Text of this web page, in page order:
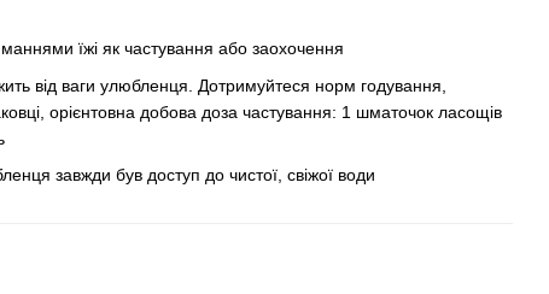
їжі як частування або заохочення
від ваги улюбленця. Дотримуйтеся норм годування,
орієнтовна добова доза частування: 1 шматочок ласощів
завжди був доступ до чистої, свіжої води